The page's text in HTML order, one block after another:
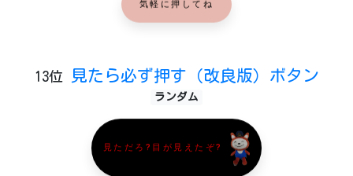
気軽に押してね
13位 見たら必ず押す（改良版）ボタン
ランダム
見ただろ?目が見えたぞ?